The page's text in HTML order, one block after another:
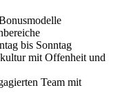
bis Sonntag
mit Offenheit und
Team mit